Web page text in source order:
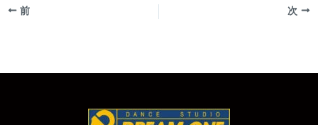
前 次